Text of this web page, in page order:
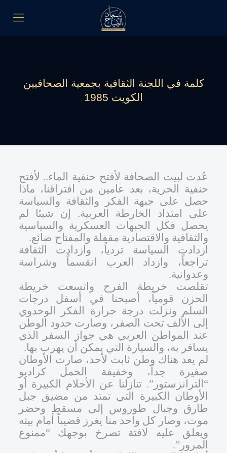
كلمة في اللجنة الثقافية بجمعية الصحافيين
الكويت 1985
عُدت لبيت الصحافة لأفتح حنفية الماء.. لأفتح
حنفية الحرية، بعد عامين من افتراقنا، ماذا
حصل على جبهة الفكر والثقافة والسياسة
على امتداد الخارطة العربية. إن شيئا لم
يحصل فكل الجبهات العسكرية والسياسية
والثقافية والاقتصادية مقفلة والمفتاح ضائع.
ازدادت السياسة تردياً، وازدادت الثقافة
تراجعاً، وازداد العرب انقسماً وشراسة
وعدوانية.
تقلصت خريطة الفرح واتسعت خريطة
الحزن قومياً، أصبحنا في أسفل درجات
السلم ونزلت درجة حرارة الفكر الوحدوي
إلى الألف تحت الصفر، وصارت حدود الوطن
عند المواطن العربي هي جواز السفر الذي
يسافر به، والسيارة التي يمكن أن يهرب بها.
لم يعد هناك وطن ثابت لأحد، صارت الأوطان
صغيرة جداً، وخفيفة الحمل كراديو
“الترانزستور”. تنازلنا عن الأحلام الكبيرة أو
الأوطان الكبيرة التي تمتد من مضيق جبل
طارق وجبال طوروس إلى مسقط وحضر
موت، وصار كل واحد منا يغرز قضيباً أمام بيته
ويعلق عليه لافتة تصرخ بوجهك “ممنوع
المرور”.